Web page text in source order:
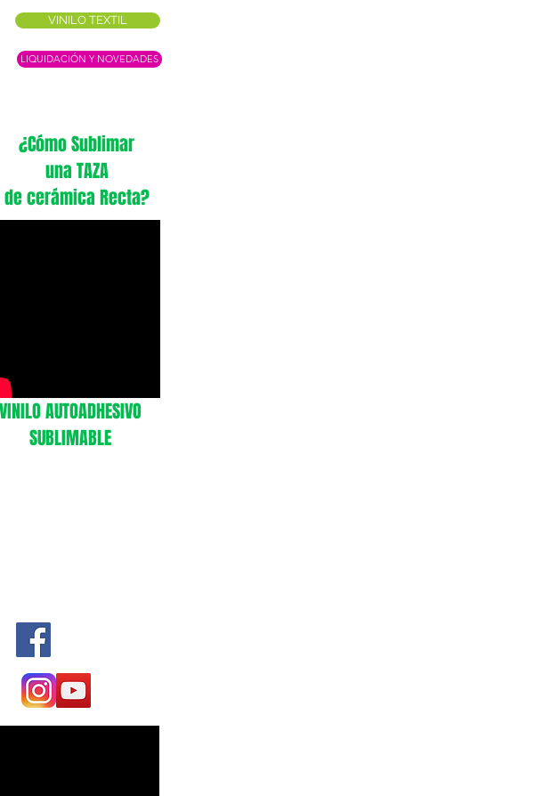
LIQUIDACIÓN Y NOVEDADES
¿Cómo Sublimar
una TAZA
de cerámica Recta?
VINILO AUTOADHESIVO
SUBLIMABLE
VINILO TEXTIL